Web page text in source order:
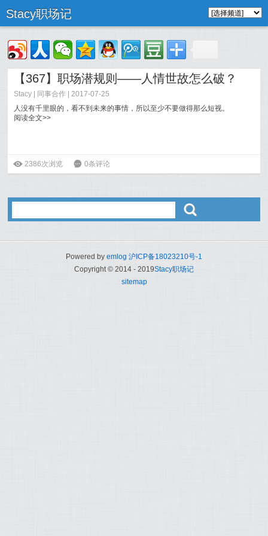
Stacy职场记
【367】职场潜规则——人情世故怎么破？
Stacy 同事合作
| 2017-07-25
人没有千里眼的，看不到未来的事情，所以至少不要做得那么短视。
阅读全文>>
ė 2386次浏览 6 0条评论
ő
Powered by emlog 沪ICP备18023210号-1
Copyright © 2014 - 2019Stacy职场记
sitemap